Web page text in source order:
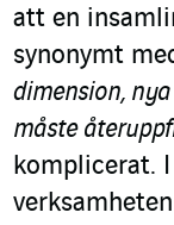
att en
synonymt
dimension,
måste
komplicerat.